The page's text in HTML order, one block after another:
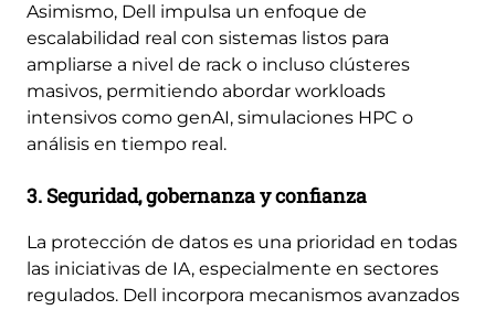
Asimismo, Dell impulsa un enfoque de
escalabilidad real con sistemas listos para
ampliarse a nivel de rack o incluso clústeres
masivos, permitiendo abordar workloads
intensivos como genAI, simulaciones HPC o
análisis en tiempo real.
3. Seguridad, gobernanza y confianza
La protección de datos es una prioridad en todas
las iniciativas de IA, especialmente en sectores
regulados. Dell incorpora mecanismos avanzados